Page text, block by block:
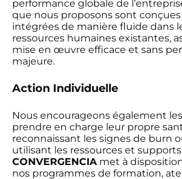
performance globale de
que nous proposons sont
intégrées de manière fluide dans
ressources humaines existantes,
mise en œuvre efficace et sans
majeure.
Action Individuelle
Nous encourageons également
prendre en charge leur propre
reconnaissant les signes de burn
utilisant les ressources et
CONVERGENCIAmet à
nos programmes de formation,